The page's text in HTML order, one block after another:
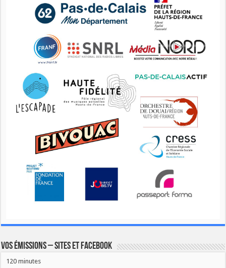
Vos émissions – Sites et Facebook
120 minutes